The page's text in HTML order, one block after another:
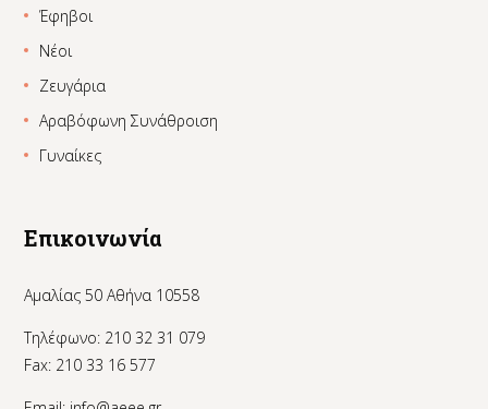
Έφηβοι
Νέοι
Ζευγάρια
Αραβόφωνη Συνάθροιση
Γυναίκες
Επικοινωνία
Αμαλίας 50 Αθήνα 10558
Τηλέφωνο: 210 32 31 079
Fax: 210 33 16 577